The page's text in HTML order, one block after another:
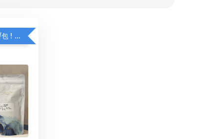
限時加購價415元/包 ! 夏日甜橙咖啡豆